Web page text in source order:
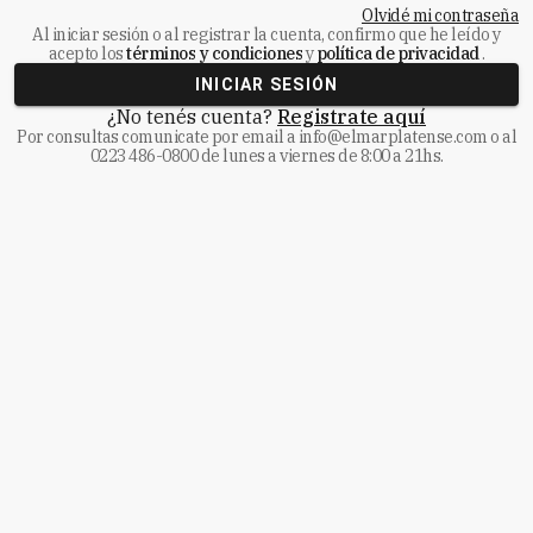
Olvidé mi contraseña
Al iniciar sesión o al registrar la cuenta, confirmo que he leído y
acepto lostérminos y condicionesypolítica de privacidad.
INICIAR SESIÓN
¿No tenés cuenta? Registrate aquí
Por consultas comunicate por email a info@elmarplatense.como al
0223 486-0800de lunes a viernes de 8:00 a 21hs.